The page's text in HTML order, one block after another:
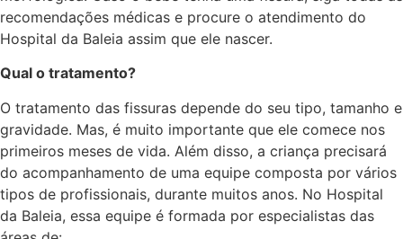
recomendações médicas e procure o atendimento do
Hospital da Baleia assim que ele nascer.
Qual o tratamento?
O tratamento das fissuras depende do seu tipo, tamanho e
gravidade. Mas, é muito importante que ele comece nos
primeiros meses de vida. Além disso, a criança precisará
do acompanhamento de uma equipe composta por vários
tipos de profissionais, durante muitos anos. No Hospital
da Baleia, essa equipe é formada por especialistas das